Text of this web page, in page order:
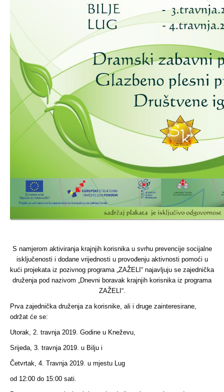
S namjerom aktiviranja krajnjih korisnika u svrhu prevencije socijalne
isključenosti i dodane vrijednosti u provođenju aktivnosti pomoći u
kući projekata iz pozivnog programa „ZAŽELI“ najavljuju se zajednička
druženja pod nazivom „Dnevni boravak krajnjih korisnika iz programa
ZAŽELI“.
Prva zajednička druženja za korisnike, ali i druge zainteresirane,
održat će se:
Utorak, 2. travnja 2019. Godine u Kneževu,
Srijeda, 3. travnja 2019. u Bilju i
Četvrtak, 4. Travnja 2019. u mjestu Lug
od 12:00 do 15:00 sati.